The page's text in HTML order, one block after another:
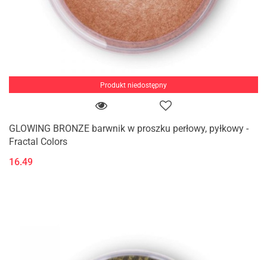
Produkt niedostępny
GLOWING BRONZE barwnik w proszku perłowy, pyłkowy -
Fractal Colors
16.49